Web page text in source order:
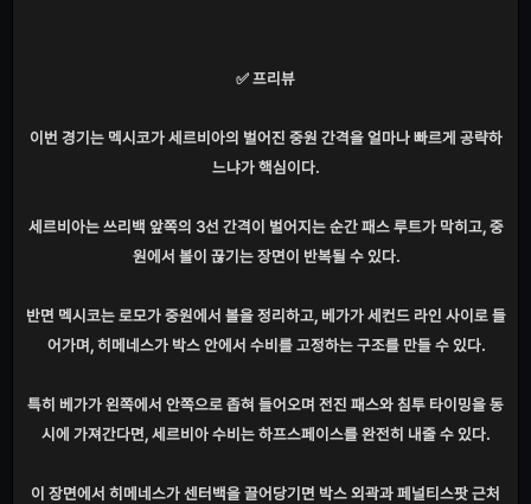
✅ 프리뷰
이번 경기는 멕시코가 세르비아의 벌어진 중원 간격을 얼마나 빠르게 공략하
느냐가 핵심이다.
세르비아는 쓰리백 앞쪽의 3선 간격이 벌어지는 순간 패스 루트가 막히고, 중
원에서 볼이 끊기는 장면이 반복될 수 있다.
반면 멕시코는 로모가 중원에서 볼을 정리하고, 베가가 세컨드 라인 사이로 들
어가며, 히메네스가 박스 안에서 수비를 고정하는 구조를 만들 수 있다.
특히 베가가 왼쪽에서 안쪽으로 좁혀 들어오며 전진 패스와 침투 타이밍을 동
시에 가져간다면, 세르비아 수비는 하프스페이스를 완전히 내줄 수 있다.
이 장면에서 히메네스가 센터백을 끌어당기면 박스 외곽과 페널티스팟 근처